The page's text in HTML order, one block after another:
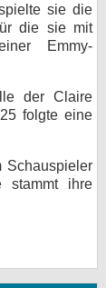
sie die
die sie mit
Emmy-
der Claire
folgte eine
Schauspieler
stammt ihre